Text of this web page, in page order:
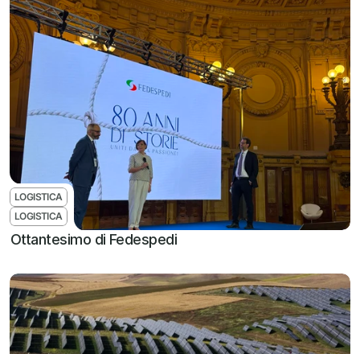
LOGISTICA
LOGISTICA
Ottantesimo di Fedespedi